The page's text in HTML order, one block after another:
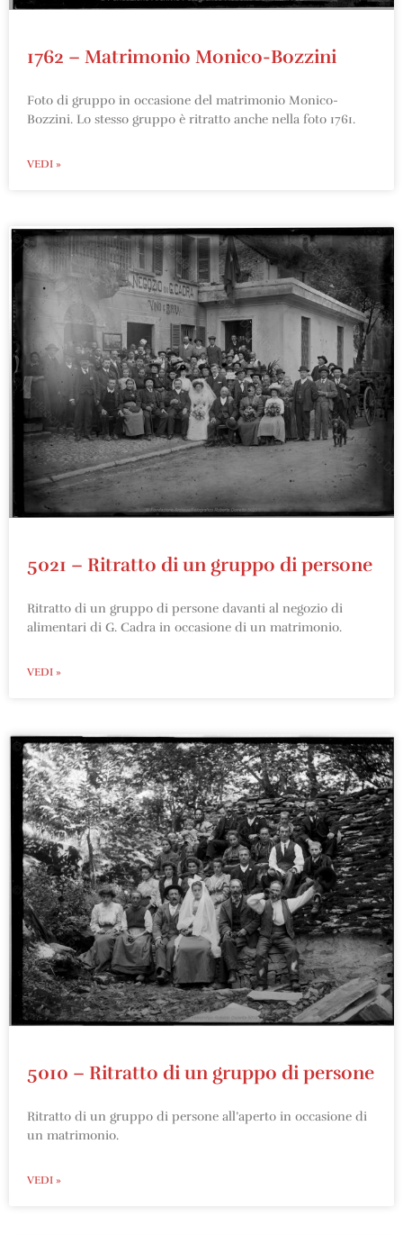
1762 – Matrimonio Monico-Bozzini
Foto di gruppo in occasione del matrimonio Monico-
Bozzini. Lo stesso gruppo è ritratto anche nella foto 1761.
VEDI »
5021 – Ritratto di un gruppo di persone
Ritratto di un gruppo di persone davanti al negozio di
alimentari di G. Cadra in occasione di un matrimonio.
VEDI »
5010 – Ritratto di un gruppo di persone
Ritratto di un gruppo di persone all’aperto in occasione di
un matrimonio.
VEDI »